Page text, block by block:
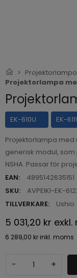
Projektorlampa
EK-610U EK-
Projektorlampa med
generisk modul, som
NSHA. Passar för
EAN:
4895142635151
SKU:
AVPEIKI-EK-
TILLVERKARE:
Ushio
5 031,20 kr
6 289,00 kr inkl. moms
- +